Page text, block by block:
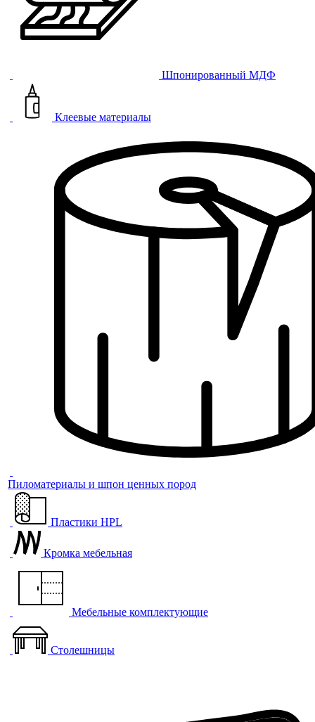
Шпонированный МДФ
Клеевые материалы
Пиломатериалы и шпон ценных пород
Пластики HPL
Кромка мебельная
Мебельные комплектующие
Столешницы